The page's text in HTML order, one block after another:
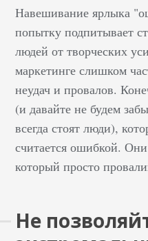
Навешивание ярлыка
попытку подпитывает
людей от творческих
маркетинге слишком
неудач и провалов.
(и давайте не будем
всегда стоят люди),
считается ошибкой.
который просто
Не